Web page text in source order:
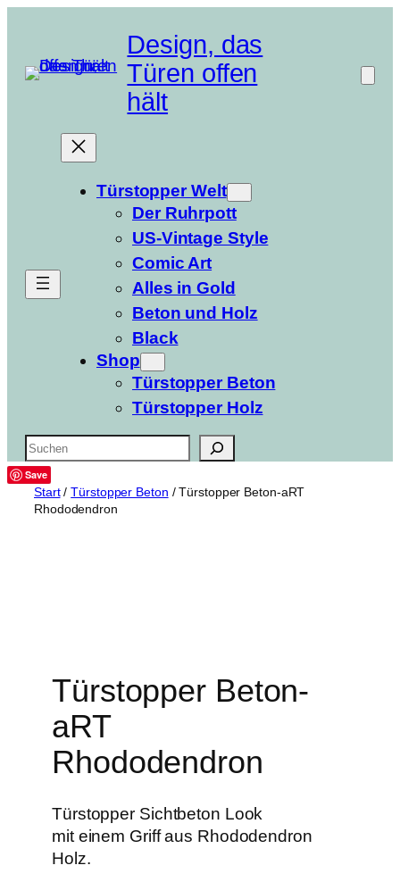
springen
Design, das
Türen offen
hält
Türstopper Welt
Der Ruhrpott
US-Vintage Style
Comic Art
Alles in Gold
Beton und Holz
Black
Shop
Türstopper Beton
Türstopper Holz
Suchen
Save
Start/Türstopper Beton / Türstopper Beton-aRT
Rhododendron
Türstopper Beton-
aRT
Rhododendron
Türstopper Sichtbeton Look
mit einem Griff aus Rhododendron
Holz.